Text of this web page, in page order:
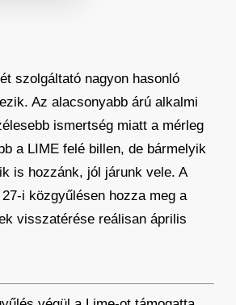
szolgáltató nagyon hasonló
Az alacsonyabb árú alkalmi
ismertség miatt a mérleg
a LIME felé billen, de bármelyik
is hozzánk, jól járunk vele. A
i közgyűlésen hozza meg a
visszatérése reálisan április